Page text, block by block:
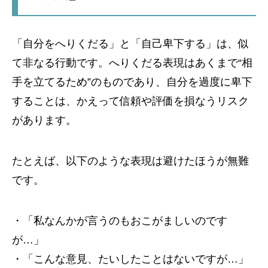
「自分をへりくだる」と「自己卑下する」は、似
て非なる行動です。へりくだる表現はあくまで“相
手を立てるため”のものであり、自分を過度に卑下
することは、かえって信頼や評価を損なうリスク
があります。
たとえば、以下のような表現は避けたほうが無難
です。
・「私なんかが言うのもおこがましいのです
が…」
・「こんな意見、たいしたことはないですが…」